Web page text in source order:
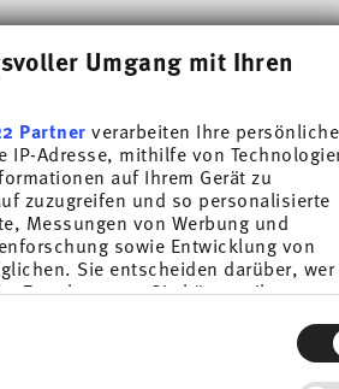
Umgang mit Ihren
Partner verarbeiten Ihre
IP-Adresse, mithilfe von
auf Ihrem Gerät zu
zuzugreifen und so personalisierte
Messungen von Werbung und
sowie Entwicklung von
Sie entscheiden darüber, wer
Zwecke nutzt. Sie können Ihre
Trigger Symbol ändern oder
und immer
im Trend
zeigt das
Design Thomas
Day ein frisches
das Leichtigkeit und
vereint.